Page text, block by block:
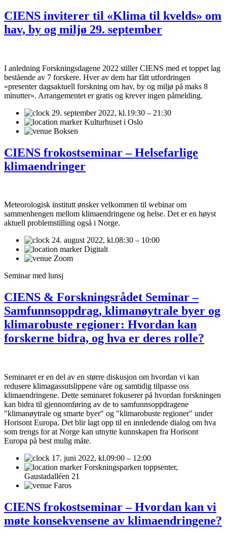
CIENS inviterer til «Klima til kvelds» om
hav, by og miljø 29. september
I anledning Forskningsdagene 2022 stiller CIENS med et toppet lag
bestående av 7 forskere. Hver av dem har fått utfordringen
«presenter dagsaktuell forskning om hav, by og miljø på maks 8
minutter». Arrangementet er gratis og krever ingen påmelding.
29. september 2022, kl.19:30 – 21:30
Kulturhuset i Oslo
Boksen
CIENS frokostseminar – Helsefarlige
klimaendringer
Meteorologisk institutt ønsker velkommen til webinar om
sammenhengen mellom klimaendringene og helse. Det er en høyst
aktuell problemstilling også i Norge.
24. august 2022, kl.08:30 – 10:00
Digitalt
Zoom
Seminar med lunsj
CIENS & Forskningsrådet Seminar –
Samfunnsoppdrag, klimanøytrale byer og
klimarobuste regioner: Hvordan kan
forskerne bidra, og hva er deres rolle?
Seminaret er en del av en større diskusjon om hvordan vi kan
redusere klimagassutslippene våre og samtidig tilpasse oss
klimaendringene. Dette seminaret fokuserer på hvordan forskningen
kan bidra til gjennomføring av de to samfunnsoppdragene
"klimanøytrale og smarte byer" og "klimarobuste regioner" under
Horisont Europa. Det blir lagt opp til en innledende dialog om hva
som trengs for at Norge kan utnytte kunnskapen fra Horisont
Europa på best mulig måte.
17. juni 2022, kl.09:00 – 12:00
Forskningsparken toppsenter,
Gaustadalléen 21
Faros
CIENS frokostseminar – Hvordan kan vi
møte konsekvensene av klimaendringene?